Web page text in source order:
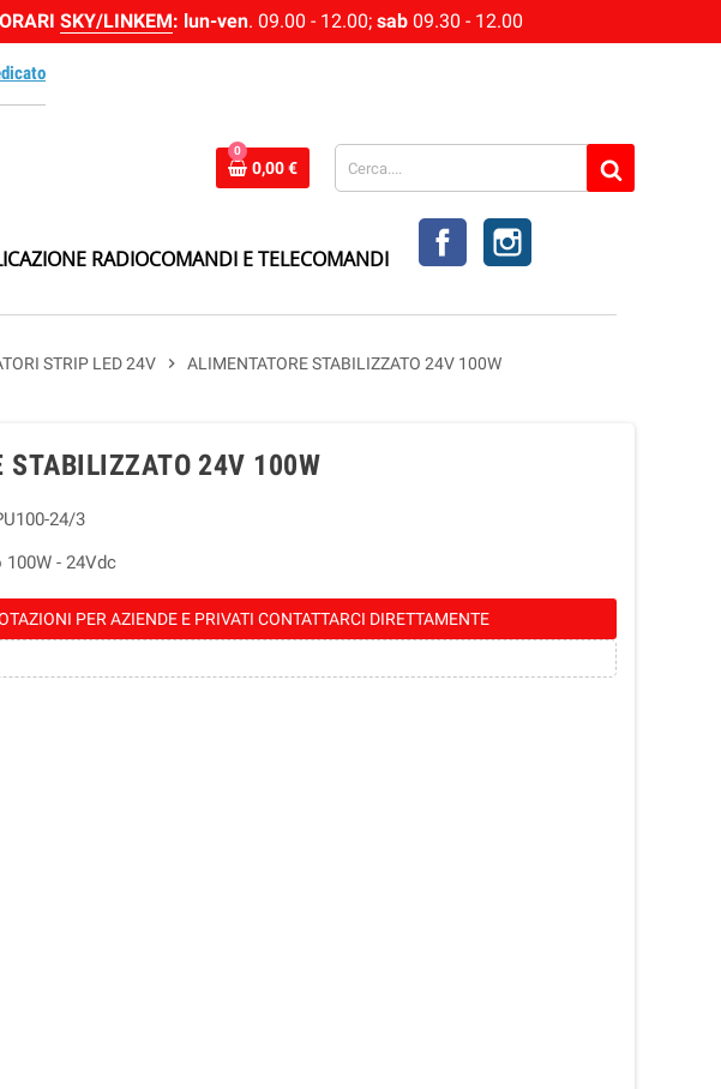
ORARI SKY/LINKEM: lun-ven. 09.00 - 12.00; sab 09.30 - 12.00
0
0,00 €
RADIOCOMANDI E TELECOMANDI
FACEBOOKINSTAGRAM
STRIP LED 24V chevron_right ALIMENTATORE STABILIZZATO 24V 100W
STABILIZZATO 24V 100W
24/3
- 24Vdc
PER AZIENDE E PRIVATI CONTATTARCI DIRETTAMENTE